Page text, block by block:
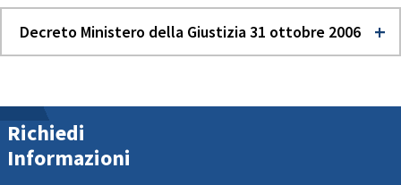
Decreto Ministero della Giustizia 31 ottobre 2006
Richiedi
Informazioni